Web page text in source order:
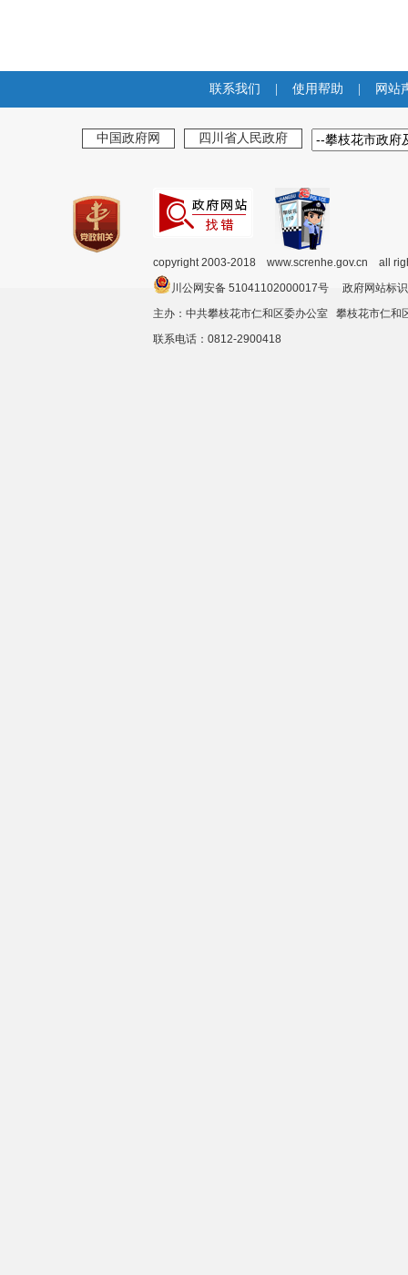
联系我们 使用帮助 网站
中国政府网 四川省人民政府
copyright 2003-2018 www.screnhe.gov.cn all
川公网安备 51041102000017号 政府网站
主办：中共攀枝花市仁和区委办公室 攀枝花市仁
联系电话：0812-2900418